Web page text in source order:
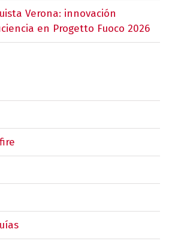
Verona: innovación
en Progetto Fuoco 2026